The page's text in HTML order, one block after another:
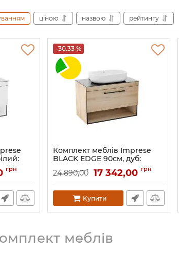
ціною назвою рейтингу
грн
-30.33 %
Комплект меблів Imprese
BLACK EDGE 90см, дуб:
тумба підвісна зі стільницею
1 ящик + умивальник
накладний
Артикул:
24 890,00 17 342,00 грн
Купити
меблів